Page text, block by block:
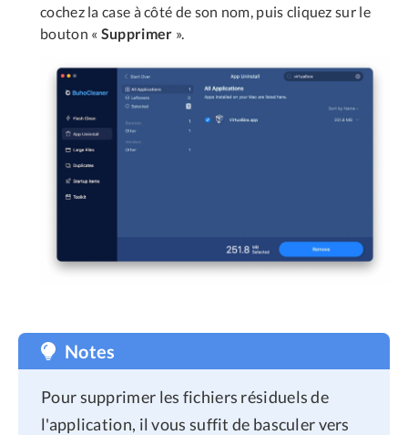
cochez la case à côté de son nom, puis cliquez sur le
bouton « Supprimer ».
Notes
Pour supprimer les fichiers résiduels de
l'application, il vous suffit de basculer vers